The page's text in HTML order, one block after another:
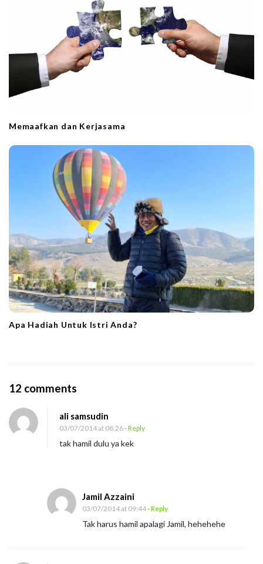
Memaafkan dan Kerjasama
Apa Hadiah Untuk Istri Anda?
12 comments
M
e
h
ali samsudin
03/07/2014 at 08:26- Reply
tak hamil dulu ya kek
Jamil Azzaini
03/07/2014 at 09:44- Reply
Tak harus hamil apalagi Jamil, hehehehe